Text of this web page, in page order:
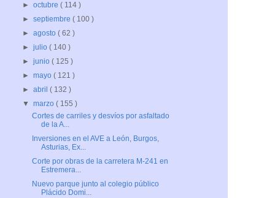
►octubre( 114 )
►septiembre( 100 )
►agosto( 62 )
►julio( 140 )
►junio( 125 )
►mayo( 121 )
►abril( 132 )
▼marzo( 155 )
Cortes de carriles y desvíos por asfaltado
de la A...
Inversiones en el AVE a León, Burgos,
Asturias, Ex...
Corte por obras de la carretera M-241 en
Estremera...
Nuevo parque junto al colegio público
Plácido Domi...